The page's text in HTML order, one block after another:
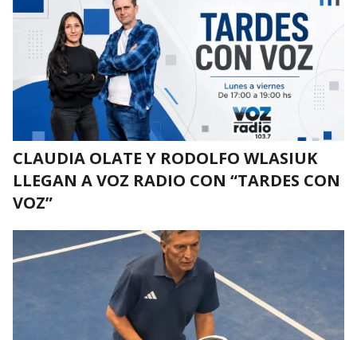
CLAUDIA OLATE Y RODOLFO WLASIUK
LLEGAN A VOZ RADIO CON “TARDES CON
VOZ”